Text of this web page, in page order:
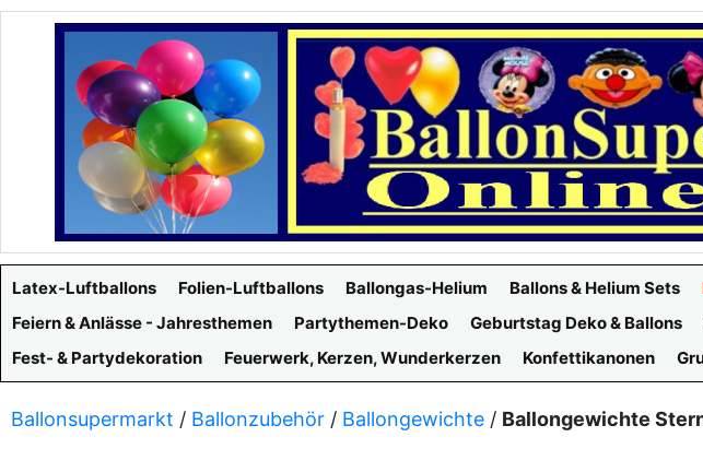
Latex-Luftballons Folien-Luftballons Ballongas-Helium Ballons & Helium Sets
Feiern & Anlässe - Jahresthemen
Partythemen-Deko Geburtstag Deko & Ballons
Fest- & Partydekoration
Feuerwerk, Kerzen, Wunderkerzen Konfettikanonen
Ballonsupermarkt / Ballonzubehör / Ballongewichte / Ballongewichte